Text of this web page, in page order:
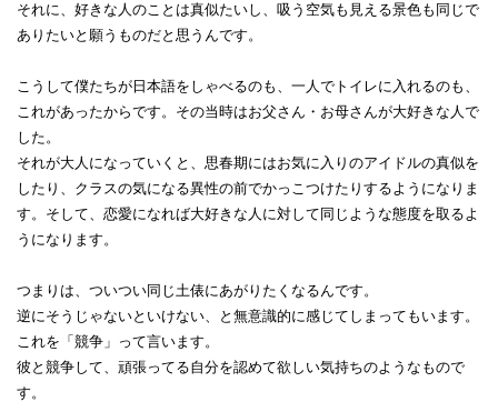
それに、好きな人のことは真似たいし、吸う空気も見える景色も同じで
ありたいと願うものだと思うんです。
こうして僕たちが日本語をしゃべるのも、一人でトイレに入れるのも、
これがあったからです。その当時はお父さん・お母さんが大好きな人で
した。
それが大人になっていくと、思春期にはお気に入りのアイドルの真似を
したり、クラスの気になる異性の前でかっこつけたりするようになりま
す。そして、恋愛になれば大好きな人に対して同じような態度を取るよ
うになります。
つまりは、ついつい同じ土俵にあがりたくなるんです。
逆にそうじゃないといけない、と無意識的に感じてしまってもいます。
これを「競争」って言います。
彼と競争して、頑張ってる自分を認めて欲しい気持ちのようなもので
す。